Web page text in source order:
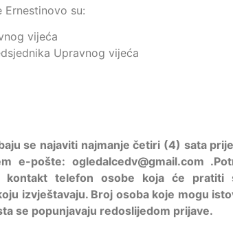
su:
vijeća
Upravnog vijeća
se najaviti najmanje četiri (4) sata
e-pošte: ogledalcedv@gmail.com
telefon osobe koja će pratiti
izvještavaju. Broj osoba koje mogu
se popunjavaju redoslijedom prijave.